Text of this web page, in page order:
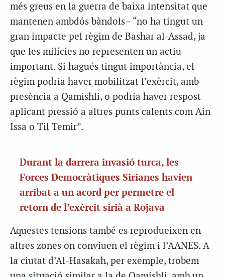
més greus en la guerra de baixa intensitat que
mantenen ambdós bàndols– “no ha tingut un
gran impacte pel règim de Bashar al-Assad, ja
que les milícies no representen un actiu
important. Si hagués tingut importància, el
règim podria haver mobilitzat l’exèrcit, amb
presència a Qamishli, o podria haver respost
aplicant pressió a altres punts calents com Ain
Issa o Til Temir”.
Durant la darrera invasió turca, les
Forces Democràtiques Sirianes havien
arribat a un acord per permetre el
retorn de l’exèrcit sirià a Rojava
Aquestes tensions també es reprodueixen en
altres zones on conviuen el règim i l’AANES. A
la ciutat d’Al-Hasakah, per exemple, trobem